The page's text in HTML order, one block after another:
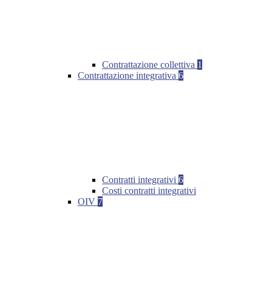
Contrattazione collettiva 1
Contrattazione integrativa 6
Contratti integrativi 6
Costi contratti integrativi
OIV 7